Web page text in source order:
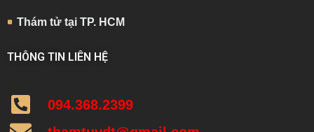
Thám tử tại TP. HCM
THÔNG TIN LIÊN HỆ
094.368.2399